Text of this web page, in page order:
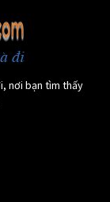
nơi bạn tìm thấy